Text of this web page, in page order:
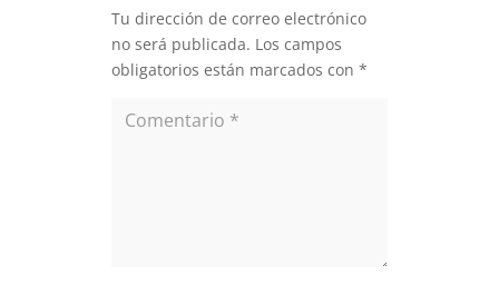
Tu dirección de correo electrónico
no será publicada. Los campos
obligatorios están marcados con *